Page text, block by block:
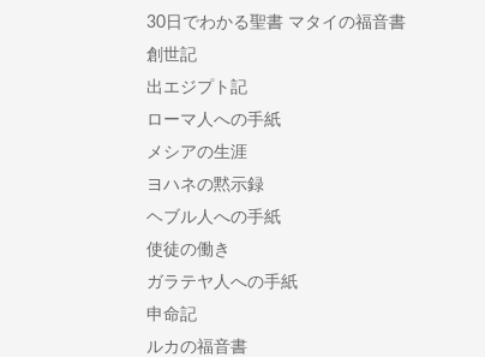
30日でわかる聖書 マタイの福音書
創世記
出エジプト記
ローマ人への手紙
メシアの生涯
ヨハネの黙示録
ヘブル人への手紙
使徒の働き
ガラテヤ人への手紙
申命記
ルカの福音書